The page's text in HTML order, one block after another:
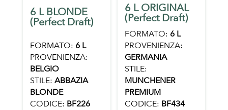
6 L BLONDE
(Perfect Draft)
FORMATO: 6 L
PROVENIENZA:
BELGIO
STILE: ABBAZIA
BLONDE
CODICE: BF226
6 L ORIGINAL
(Perfect Draft)
FORMATO: 6 L
PROVENIENZA:
GERMANIA
STILE:
MUNCHENER
PREMIUM
CODICE: BF434